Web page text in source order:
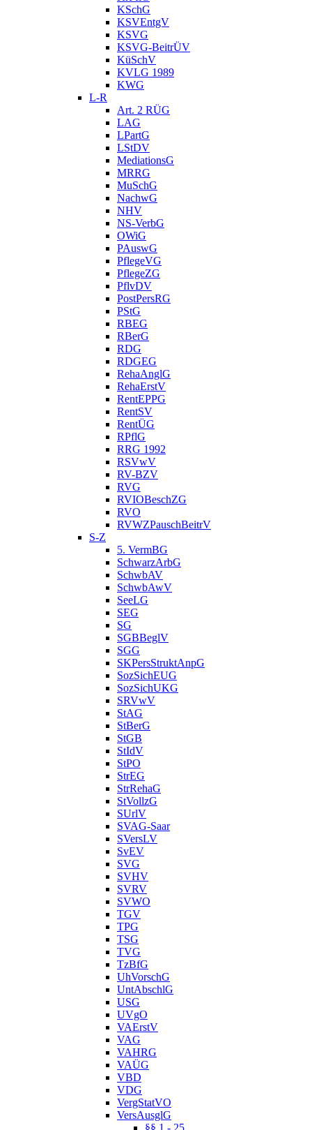
KSchG
KSVEntgV
KSVG
KSVG-BeitrÜV
KüSchV
KVLG 1989
KWG
L-R
Art. 2 RÜG
LAG
LPartG
LStDV
MediationsG
MRRG
MuSchG
NachwG
NHV
NS-VerbG
OWiG
PAuswG
PflegeVG
PflegeZG
PflvDV
PostPersRG
PStG
RBEG
RBerG
RDG
RDGEG
RehaAnglG
RehaErstV
RentEPPG
RentSV
RentÜG
RPflG
RRG 1992
RSVwV
RV-BZV
RVG
RVIOBeschZG
RVO
RVWZPauschBeitrV
S-Z
5. VermBG
SchwarzArbG
SchwbAV
SchwbAwV
SeeLG
SEG
SG
SGBBeglV
SGG
SKPersStruktAnpG
SozSichEUG
SozSichUKG
SRVwV
StAG
StBerG
StGB
StIdV
StPO
StrEG
StrRehaG
StVollzG
SUrlV
SVAG-Saar
SVersLV
SvEV
SVG
SVHV
SVRV
SVWO
TGV
TPG
TSG
TVG
TzBfG
UhVorschG
UntAbschlG
USG
UVgO
VAErstV
VAG
VAHRG
VAÜG
VBD
VDG
VergStatVO
VersAusglG
§§ 1 - 25